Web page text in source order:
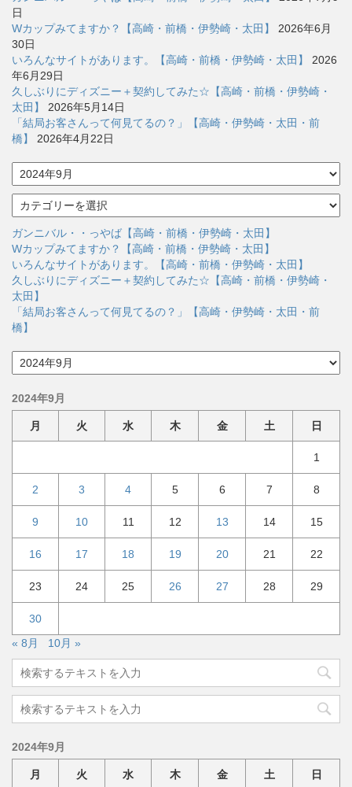
日
Wカップみてますか？【高崎・前橋・伊勢崎・太田】
2026年6月
30日
いろんなサイトがあります。【高崎・前橋・伊勢崎・太田】
2026
年6月29日
久しぶりにディズニー＋契約してみた☆【高崎・前橋・伊勢崎・
太田】
2026年5月14日
「結局お客さんって何見てるの？」【高崎・伊勢崎・太田・前
橋】
2026年4月22日
ア
ー
カ
イ
ブ
カ
テ
ゴ
リ
ー
ガンニバル・・っやば【高崎・前橋・伊勢崎・太田】
Wカップみてますか？【高崎・前橋・伊勢崎・太田】
いろんなサイトがあります。【高崎・前橋・伊勢崎・太田】
久しぶりにディズニー＋契約してみた☆【高崎・前橋・伊勢崎・
太田】
「結局お客さんって何見てるの？」【高崎・伊勢崎・太田・前
橋】
ア
ー
イ
2024年9月
月 火 水 木 金 土 日
1
2 3 4 5 6 7 8
9 10 11 12 13 14 15
16 17 18 19 20 21 22
23 24 25 26 27 28 29
30
« 8月
10月 »
2024年9月
月 火 水 木 金 土 日